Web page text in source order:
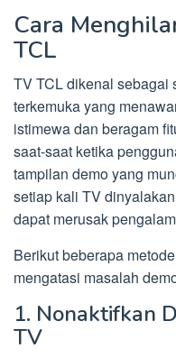
Cara
TCL
TV TCL dikenal sebagai
terkemuka yang
istimewa dan beragam
saat-saat ketika
tampilan demo yang
setiap kali TV
dapat merusak
Berikut beberapa
mengatasi masalah
1. Nonaktifkan
TV